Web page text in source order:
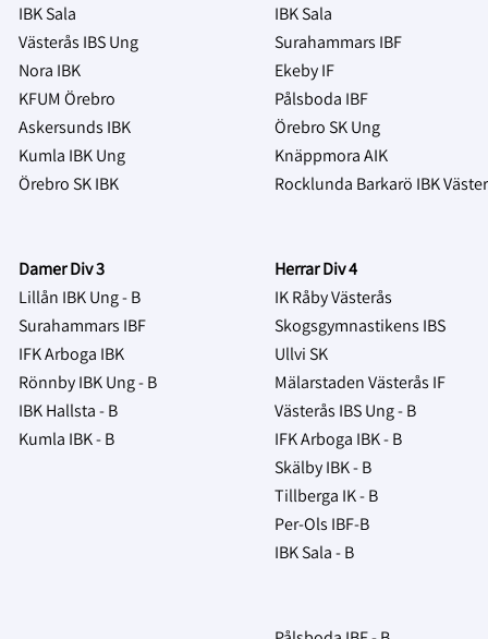
IBK Sala
IBK Sala
Västerås IBS Ung
Surahammars IBF
Nora IBK
Ekeby IF
KFUM Örebro
Pålsboda IBF
Askersunds IBK
Örebro SK Ung
Kumla IBK Ung
Knäppmora AIK
Örebro SK IBK
Rocklunda Barkarö IBK
Damer Div 3
Herrar Div 4
Lillån IBK Ung - B
IK Råby Västerås
Surahammars IBF
Skogsgymnastikens IBS
IFK Arboga IBK
Ullvi SK
Rönnby IBK Ung - B
Mälarstaden Västerås IF
IBK Hallsta - B
Västerås IBS Ung - B
Kumla IBK - B
IFK Arboga IBK - B
Skälby IBK - B
Tillberga IK - B
Per-Ols IBF-B
IBK Sala - B